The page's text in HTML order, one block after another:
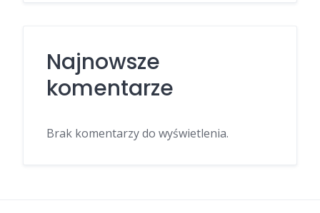
Najnowsze
komentarze
Brak komentarzy do wyświetlenia.